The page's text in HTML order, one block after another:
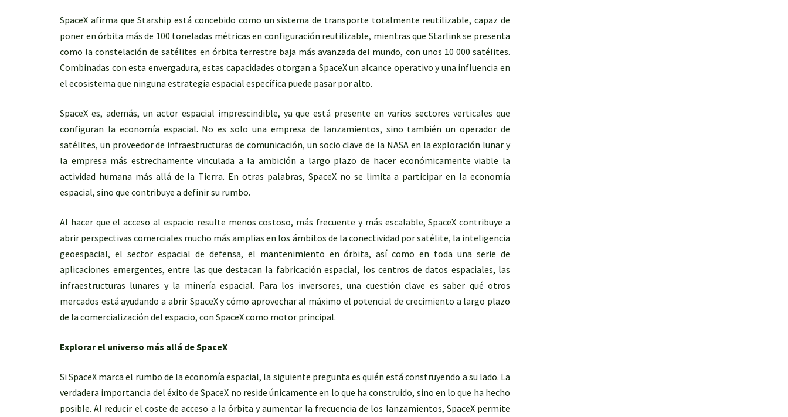
SpaceX afirma que Starship está concebido como un sistema de transporte totalmente reutilizable, capaz de
poner en órbita más de 100 toneladas métricas en configuración reutilizable, mientras que Starlink se presenta
como la constelación de satélites en órbita terrestre baja más avanzada del mundo, con unos 10 000 satélites.
Combinadas con esta envergadura, estas capacidades otorgan a SpaceX un alcance operativo y una influencia en
el ecosistema que ninguna estrategia espacial específica puede pasar por alto.
SpaceX es, además, un actor espacial imprescindible, ya que está presente en varios sectores verticales que
configuran la economía espacial. No es solo una empresa de lanzamientos, sino también un operador de
satélites, un proveedor de infraestructuras de comunicación, un socio clave de la NASA en la exploración lunar y
la empresa más estrechamente vinculada a la ambición a largo plazo de hacer económicamente viable la
actividad humana más allá de la Tierra. En otras palabras, SpaceX no se limita a participar en la economía
espacial, sino que contribuye a definir su rumbo.
Al hacer que el acceso al espacio resulte menos costoso, más frecuente y más escalable, SpaceX contribuye a
abrir perspectivas comerciales mucho más amplias en los ámbitos de la conectividad por satélite, la inteligencia
geoespacial, el sector espacial de defensa, el mantenimiento en órbita, así como en toda una serie de
aplicaciones emergentes, entre las que destacan la fabricación espacial, los centros de datos espaciales, las
infraestructuras lunares y la minería espacial. Para los inversores, una cuestión clave es saber qué otros
mercados está ayudando a abrir SpaceX y cómo aprovechar al máximo el potencial de crecimiento a largo plazo
de la comercialización del espacio, con SpaceX como motor principal.
Explorar el universo más allá de SpaceX
Si SpaceX marca el rumbo de la economía espacial, la siguiente pregunta es quién está construyendo a su lado. La
verdadera importancia del éxito de SpaceX no reside únicamente en lo que ha construido, sino en lo que ha hecho
posible. Al reducir el coste de acceso a la órbita y aumentar la frecuencia de los lanzamientos, SpaceX permite